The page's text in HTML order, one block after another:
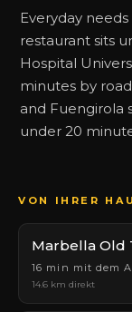
Everyday
restaurant sits
Hospital
minutes by
and Fuengirola
under 20
VON IHRER
Marbella Old
16 min mit dem
14.6 km direkt